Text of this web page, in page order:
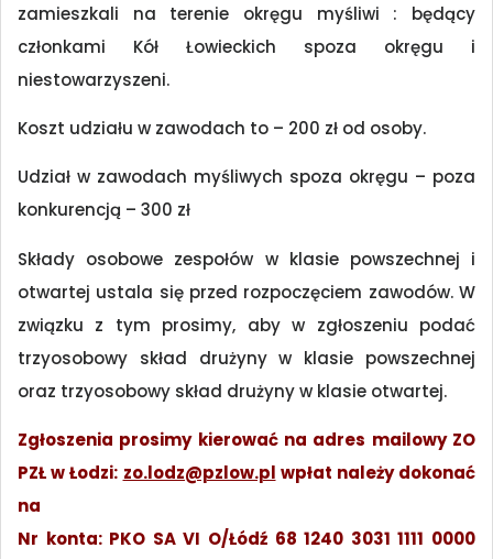
zamieszkali na terenie okręgu myśliwi : będący
członkami Kół Łowieckich spoza okręgu i
niestowarzyszeni.
Koszt udziału w zawodach to – 200 zł od osoby.
Udział w zawodach myśliwych spoza okręgu – poza
konkurencją – 300 zł
Składy osobowe zespołów w klasie powszechnej i
otwartej ustala się przed rozpoczęciem zawodów. W
związku z tym prosimy, aby w zgłoszeniu podać
trzyosobowy skład drużyny w klasie powszechnej
oraz trzyosobowy skład drużyny w klasie otwartej.
Zgłoszenia prosimy kierować na adres mailowy ZO
PZŁ w Łodzi: zo.lodz@pzlow.pl wpłat należy dokonać
na
Nr konta: PKO SA VI O/Łódź 68 1240 3031 1111 0000